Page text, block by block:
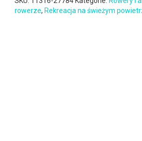
rowerze, Rekreacja na świeżym